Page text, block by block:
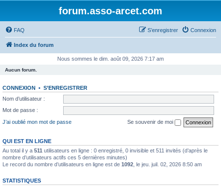
forum.asso-arcet.com
FAQ Connexion
S’enregistrer
Index du forum
Nous sommes le dim. août 09, 2026 7:17 am
Aucun forum.
CONNEXION • S’ENREGISTRER
Nom d’utilisateur :
Mot de passe :
J’ai oublié mon mot de passe
Se souvenir de moi
QUI EST EN LIGNE
Au total il y a 511 utilisateurs en ligne : 0 enregistré, 0 invisible et 511 invités (d’après le
nombre d’utilisateurs actifs ces 5 dernières minutes)
Le record du nombre d’utilisateurs en ligne est de 1092 , le jeu. juil. 02, 2026 8:50 am
STATISTIQUES